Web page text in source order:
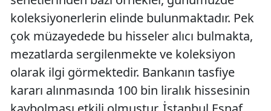
koleksiyonerlerin elinde bulunmaktadır. Pek
çok müzayedede bu hisseler alıcı bulmakta,
mezatlarda sergilenmekte ve koleksiyon
olarak ilgi görmektedir. Bankanın tasfiye
kararı alınmasında 100 bin liralık hissesinin